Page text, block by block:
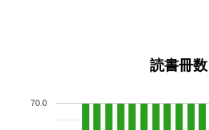
読書冊数
70.0